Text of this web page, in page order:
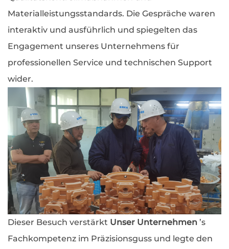
Materialleistungsstandards. Die Gespräche waren
interaktiv und ausführlich und spiegelten das
Engagement unseres Unternehmens für
professionellen Service und technischen Support
wider.
Dieser Besuch verstärkt Unser Unternehmen ’s
Fachkompetenz im Präzisionsguss und legte den